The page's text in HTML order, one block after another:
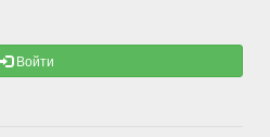
Войти